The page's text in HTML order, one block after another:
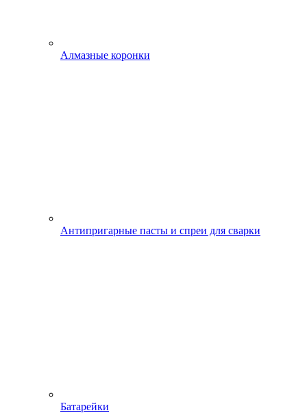
Алмазные коронки
Антипригарные пасты и спреи для сварки
Батарейки